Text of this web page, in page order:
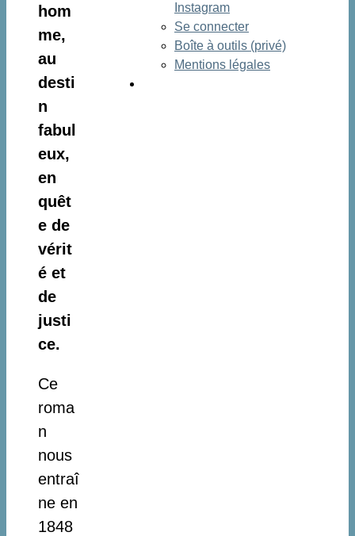
hom
me,
au
desti
n
fabul
eux,
en
quêt
e de
vérit
é et
de
justi
ce.
Ce
roma
n
nous
entraî
ne en
1848
Instagram
Se connecter
Boîte à outils (privé)
Mentions légales